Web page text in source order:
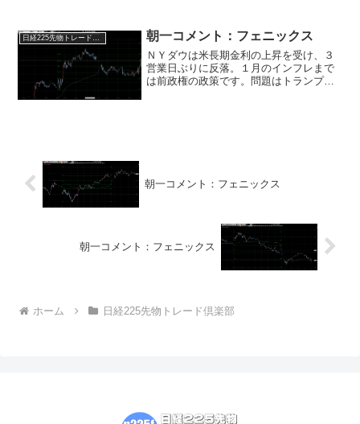
4.69%まで上昇。FOMC後のパウエル議
長のタカ派発...
朝一コメント：フェニックス
ＮＹダウは米長期金利の上昇を受け、３
営業日ぶりに反落。１月のインフレまで
は前政権の政策です。問題はトランプ大
朝一コメント：フェニックス
朝一コメント：フェニックス
ホーム 日経225先物トレード倶楽部